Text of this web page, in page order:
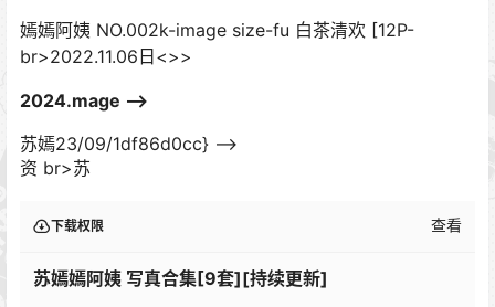
嫣嫣阿姨 NO.002k-image size-fu 白茶清欢 [12P-
br>2022.11.06日<>>
2024.mage –>
苏嫣23/09/1df86d0cc} –>
资 br>苏
下载权限 查看
苏嫣嫣阿姨 写真合集[9套][持续更新]